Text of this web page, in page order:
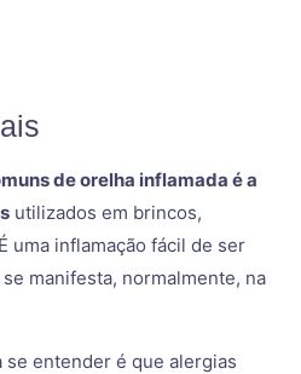
de orelha inflamada é a
utilizados em brincos,
uma inflamação fácil de ser
manifesta, normalmente, na
entender é que alergias